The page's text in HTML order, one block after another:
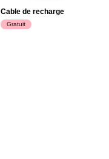
Cable de recharge
Gratuit